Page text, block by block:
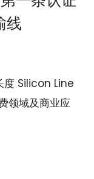
线
度 Silicon Line
领域及商业应